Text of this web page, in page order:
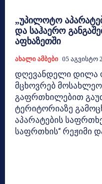
„უპილოტო
და საჰაერო
აფხაზეთში
Ახალი Ამბები 05 Აგვისტო
დღევანდელი დილა
მცხოვრებ
გაფრთხილებით
ტერიტორიაზე
აპარატების
საფრთხის“ რეჟიმი